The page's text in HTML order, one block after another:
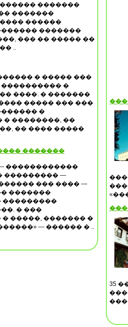
�������
�������
������
�������
��� �� ����� ��
..
� ����� ���
���������� �
����. � �������
����� ��� ���
�
� ��������, ��
�� ���� �����
�������
������������
��������� —
��� ���� —
�������
���������
� ���
�����, ������� �
— ������ � ..
35